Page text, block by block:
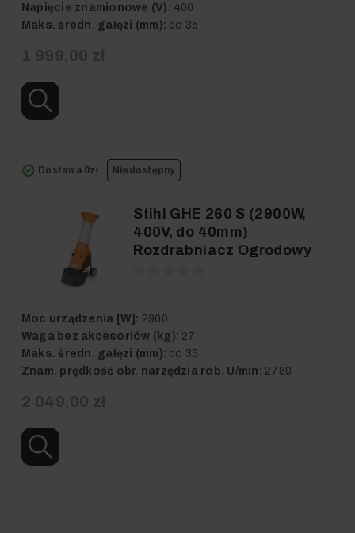
Napięcie znamionowe (V): 400
Maks. średn. gałęzi (mm): do 35
Niedostępny
Dostawa 0zł
Stihl GHE 260 S (2900W,
400V, do 40mm)
Rozdrabniacz Ogrodowy
Moc urządzenia [W]: 2900
Waga bez akcesoriów (kg): 27
Maks. średn. gałęzi (mm): do 35
Znam. prędkość obr. narzędzia rob. U/min: 2780